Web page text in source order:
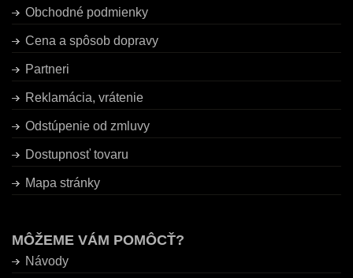
Obchodné podmienky
Cena a spôsob dopravy
Partneri
Reklamácia, vrátenie
Odstúpenie od zmluvy
Dostupnosť tovaru
Mapa stránky
MÔŽEME VÁM POMÔCŤ?
Návody